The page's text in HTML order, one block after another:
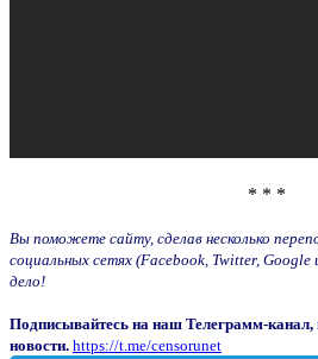
* * *
Вы поможете сайту, сделав несколько
социальных сетях (Facebook, Twitter, Google
дело!
Подписывайтесь на наш Телеграмм-канал,
новости. https://t.me/censorunet